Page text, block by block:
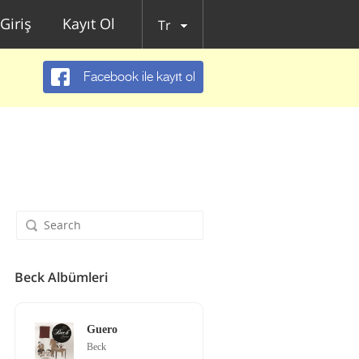
Giriş Kayıt Ol Tr
Facebook ile kayıt ol
Beck Albümleri
Guero
Beck